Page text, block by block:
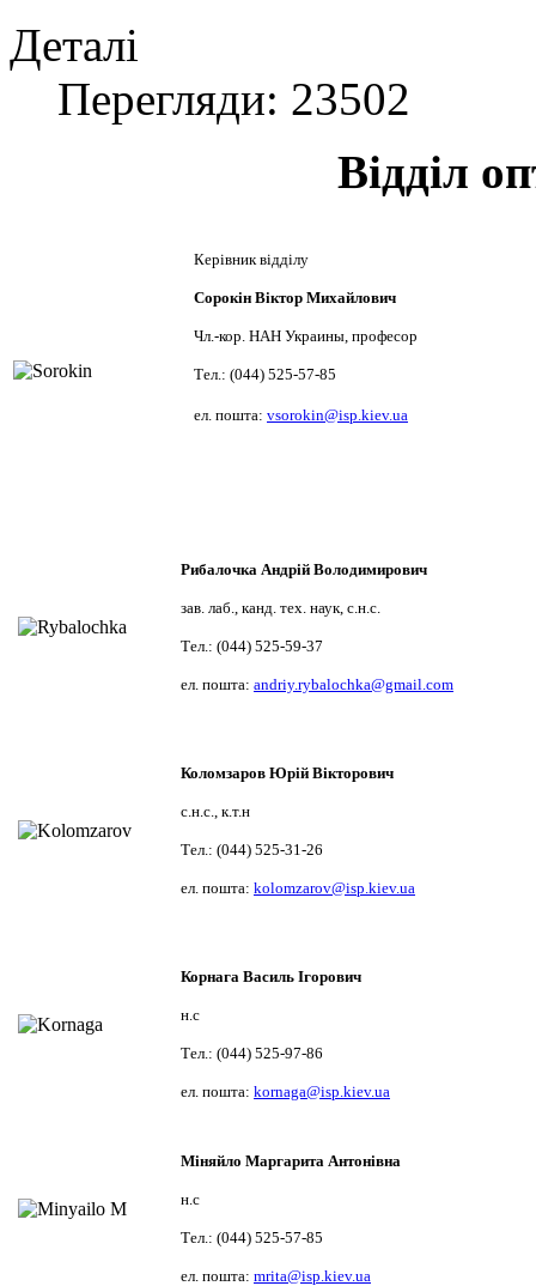
Деталі
Перегляди: 23502
Відділ
Керівник відділу
Сорокін Віктор Михайлович
Чл.-кор. НАН Украины, професор
Тел.: (044) 525-57-85
ел. пошта: vsorokin@isp.kiev.ua
Рибалочка Андрій Володимирович
зав. лаб., канд. тех. наук, с.н.с.
Тел.: (044) 525-59-37
ел. пошта: andriy.rybalochka@gmail.com
Коломзаров Юрій Вікторович
с.н.с., к.т.н
Тел.: (044) 525-31-26
ел. пошта: kolomzarov@isp.kiev.ua
Корнага Василь Ігорович
н.с
Тел.: (044) 525-97-86
ел. пошта: kornaga@isp.kiev.ua
Міняйло Маргарита Антонівна
н.с
Тел.: (044) 525-57-85
ел. пошта: mrita@isp.kiev.ua